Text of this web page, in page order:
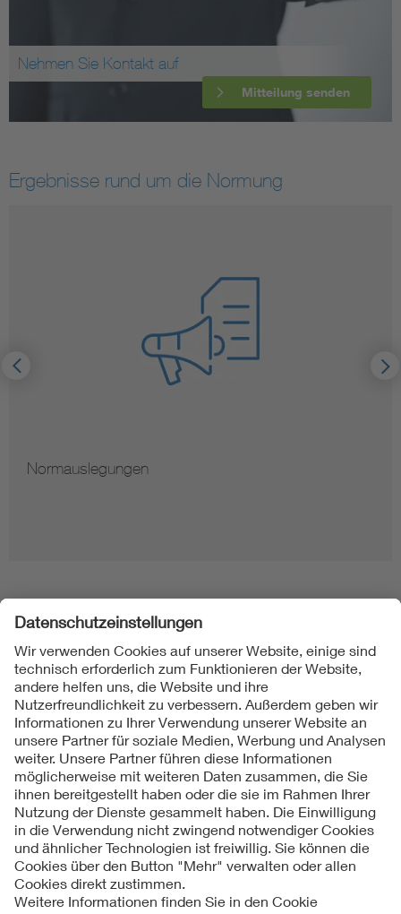
Nehmen Sie Kontakt auf
Mitteilung senden
Ergebnisse rund um die Normung
Folgen Sie uns
Kontakt
Impressum
Datenschutzinformationen